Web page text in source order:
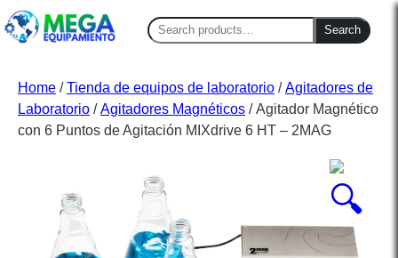
Search
for:
Search
Home /Tienda de equipos de laboratorio /Agitadores de
Laboratorio /Agitadores Magnéticos / Agitador Magnético
con 6 Puntos de Agitación MIXdrive 6 HT – 2MAG